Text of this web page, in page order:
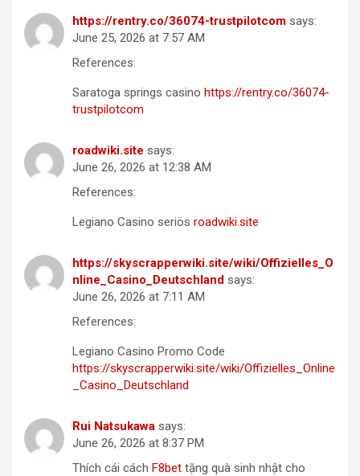
https://rentry.co/36074-trustpilotcom says:
June 25, 2026 at 7:57 AM
References:
Saratoga springs casino https://rentry.co/36074-
trustpilotcom
roadwiki.site says:
June 26, 2026 at 12:38 AM
References:
Legiano Casino seriös roadwiki.site
https://skyscrapperwiki.site/wiki/Offizielles_O
nline_Casino_Deutschland says:
June 26, 2026 at 7:11 AM
References:
Legiano Casino Promo Code
https://skyscrapperwiki.site/wiki/Offizielles_Online
_Casino_Deutschland
Rui Natsukawa says:
June 26, 2026 at 8:37 PM
Thích cái cách F8bet tặng quà sinh nhật cho